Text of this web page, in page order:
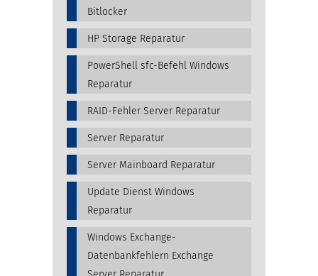
Bitlocker
HP Storage Reparatur
PowerShell sfc-Befehl Windows
Reparatur
RAID-Fehler Server Reparatur
Server Reparatur
Server Mainboard Reparatur
Update Dienst Windows
Reparatur
Windows Exchange-
Datenbankfehlern Exchange